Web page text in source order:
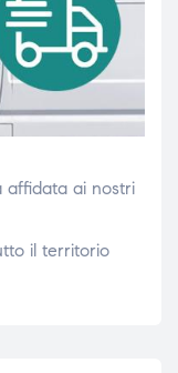
ai nostri
il territorio